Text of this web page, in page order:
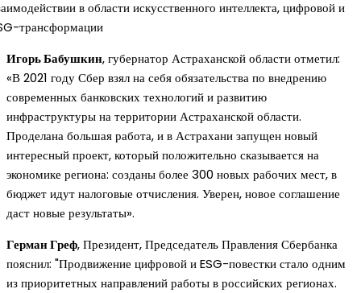
Игорь Бабушкин, губернатор Астраханской области отметил:
«В 2021 году Сбер взял на себя обязательства по внедрению
современных банковских технологий и развитию
инфраструктуры на территории Астраханской области.
Проделана большая работа, и в Астрахани запущен новый
интересный проект, который положительно сказывается на
экономике региона: созданы более 300 новых рабочих мест, в
бюджет идут налоговые отчисления. Уверен, новое соглашение
даст новые результаты».
Герман Греф, Президент, Председатель Правления Сбербанка
пояснил: "Продвижение цифровой и ESG-повестки стало одним
из приоритетных направлений работы в российских регионах.